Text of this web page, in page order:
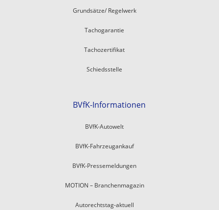
Grundsätze/ Regelwerk
Tachogarantie
Tachozertifikat
Schiedsstelle
BVfK-Informationen
BVfK-Autowelt
BVfK-Fahrzeugankauf
BVfK-Pressemeldungen
MOTION – Branchenmagazin
Autorechtstag-aktuell